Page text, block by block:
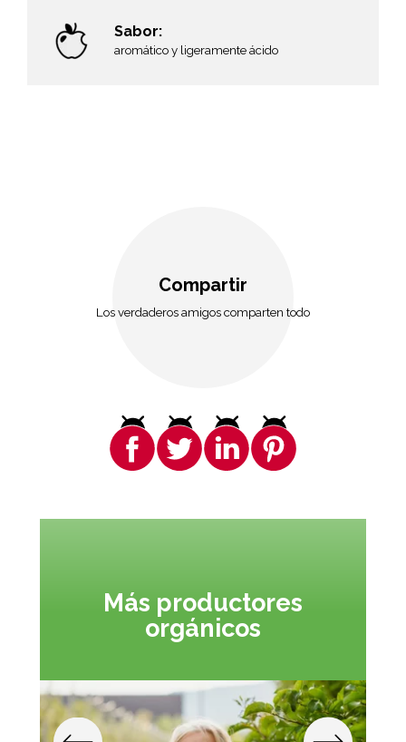
Sabor:
aromático y ligeramente ácido
Compartir
Los verdaderos amigos comparten todo
Más productores
orgánicos